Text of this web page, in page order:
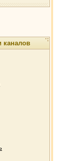
каналов